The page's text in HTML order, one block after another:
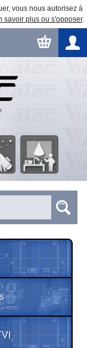
vous nous autorisez à
savoir plus ou s'opposer.
Éducation